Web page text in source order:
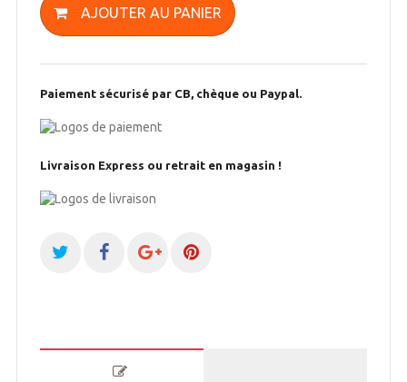
AJOUTER AU PANIER
Paiement sécurisé par CB, chèque ou Paypal.
Livraison Express ou retrait en magasin !